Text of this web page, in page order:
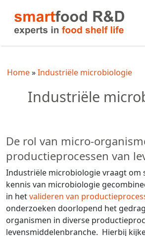
Home Industriële microbiologie
Industriële
De rol van micro-
productieprocessen van
Industriële microbiologie vraagt om
kennis van microbiologie
in hetvalideren van
onderzoeken doorlopend het
organismen in diverse
levensmiddelenbranche. Hierbij